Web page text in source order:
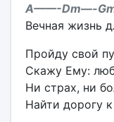
A——-Dm—-
Вечная жизнь
Пройду свой
Скажу Ему:
Ни страх, ни
Найти дорогу